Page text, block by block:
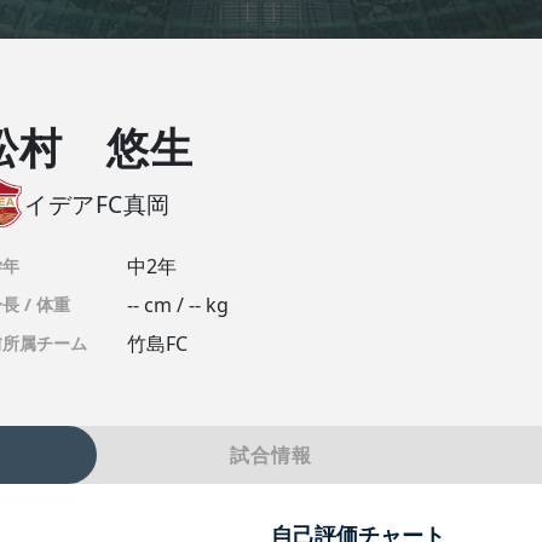
村 悠生
イデアFC真岡
中2年
/ 体重 -- cm / -- kg
属チーム 竹島FC
試合情報
自己評価チャート